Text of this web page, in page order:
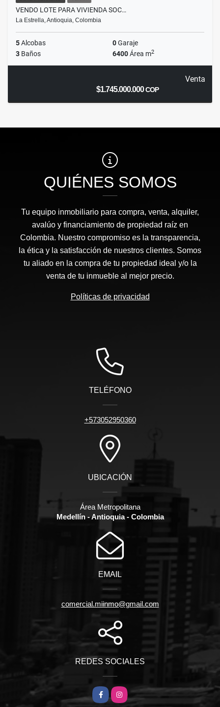
VENDO LOTE PARA VIVIENDA SOC…
La Estrella, Antioquia, Colombia
5Alcobas 0Garaje
3 Baños 6400Área m2
Venta
$1.745.000.000COP
QUIÉNES SOMOS
Tu equipo inmobiliario para compra, venta, alquiler,
avalúo y financiamiento de propiedad raíz en
Colombia. Nuestro compromiso es la transparencia,
la ética y la satisfacción de nuestros clientes. Somos
tu aliado en la compra de tu propiedad ideal y/o la
venta de tu inmueble al mejor precio.
Políticas de privacidad
TELÉFONO
+573052950360
UBICACIÓN
Área Metropolitana
Medellín - Antioquia - Colombia
EMAIL
comercial.miinmo@gmail.com
REDES SOCIALES
FacebookInstagram